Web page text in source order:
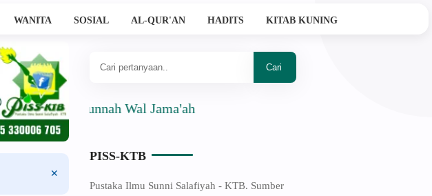
WANITA SOSIAL AL-QUR'AN HADITS KITAB KUNING
Ahlussunnah Wal Jama'ah
PISS-KTB
Pustaka Ilmu Sunni Salafiyah - KTB. Sumber